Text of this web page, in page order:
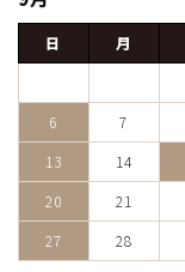
日 月
6
7
13
14
20
21
27
28